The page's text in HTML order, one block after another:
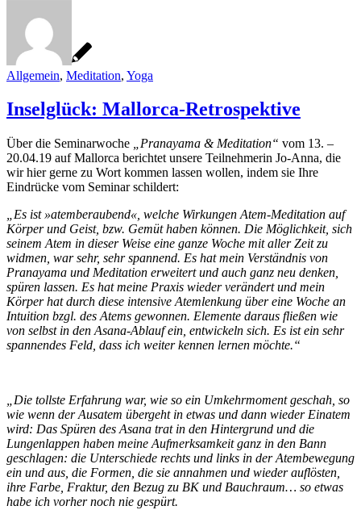
Allgemein, Meditation, Yoga
Inselglück: Mallorca-Retrospektive
Über die Seminarwoche „Pranayama & Meditation“ vom 13. –
20.04.19 auf Mallorca berichtet unsere Teilnehmerin Jo-Anna, die
wir hier gerne zu Wort kommen lassen wollen, indem sie Ihre
Eindrücke vom Seminar schildert:
„Es ist »atemberaubend«, welche Wirkungen Atem-Meditation auf
Körper und Geist, bzw. Gemüt haben können. Die Möglichkeit, sich
seinem Atem in dieser Weise eine ganze Woche mit aller Zeit zu
widmen, war sehr, sehr spannend. Es hat mein Verständnis von
Pranayama und Meditation erweitert und auch ganz neu denken,
spüren lassen. Es hat meine Praxis wieder verändert und mein
Körper hat durch diese intensive Atemlenkung über eine Woche an
Intuition bzgl. des Atems gewonnen. Elemente daraus fließen wie
von selbst in den Asana-Ablauf ein, entwickeln sich. Es ist ein sehr
spannendes Feld, dass ich weiter kennen lernen möchte.“
„Die tollste Erfahrung war, wie so ein Umkehrmoment geschah, so
wie wenn der Ausatem übergeht in etwas und dann wieder Einatem
wird: Das Spüren des Asana trat in den Hintergrund und die
Lungenlappen haben meine Aufmerksamkeit ganz in den Bann
geschlagen: die Unterschiede rechts und links in der Atembewegung
ein und aus, die Formen, die sie annahmen und wieder auflösten,
ihre Farbe, Fraktur, den Bezug zu BK und Bauchraum… so etwas
habe ich vorher noch nie gespürt.